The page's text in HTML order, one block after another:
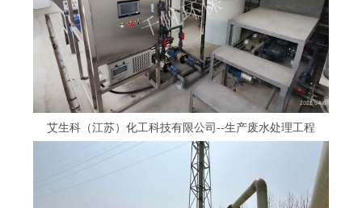
艾生科（江苏）化工科技有限公司--生产废水处理工程